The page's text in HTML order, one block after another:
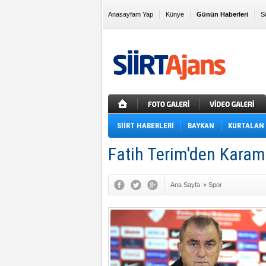
Anasayfam Yap Künye Günün Haberleri
Sık Kullanılanlara Ekle
SİİRT HABERLERİ BAYKAN KURTALAN
Fatih Terim'den
Ana Sayfa » Spor